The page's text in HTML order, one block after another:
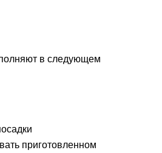
в следующем
приготовленном